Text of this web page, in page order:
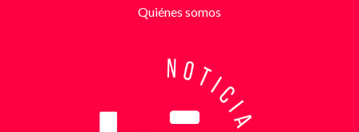
antiextorsión que se extendió por varios sectores
investigadores revisaron más de 200 cámaras de
seguridad públicas y privadas, además de analizar
cerca de 300 horas de grabaciones, con el objetivo
de reconstruir los movimientos de los sospechosos
y establecer patrones de comportamiento. Ese
Quiénes somos